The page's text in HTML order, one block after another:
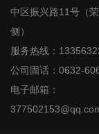
中区振兴路11号（
侧）
服务热线：
公司固话：0632-
电子邮箱：